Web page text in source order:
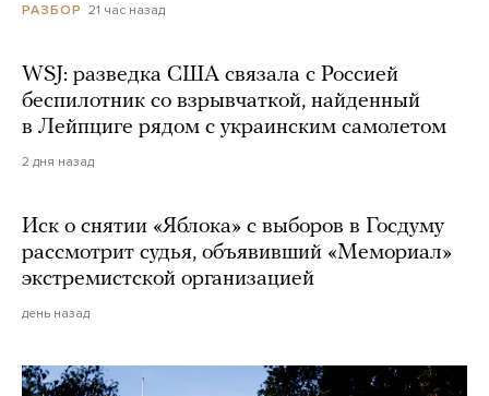
РАЗБОР 21 час назад
WSJ: разведка США связала с Россией
беспилотник со взрывчаткой, найденный
в Лейпциге рядом с украинским самолетом
2 дня назад
Иск о снятии «Яблока» с выборов в Госдуму
рассмотрит судья, объявивший «Мемориал»
экстремистской организацией
день назад